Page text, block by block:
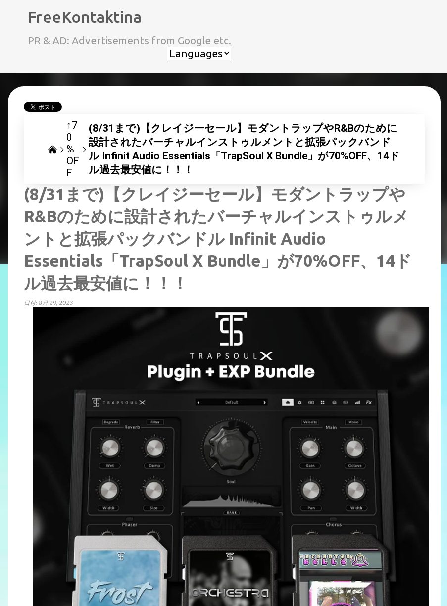
FreeKontaktina
PR & AD: Advertisements from Google etc.
↑7
0
%
OF
F
(8/31まで)【クレイジーセール】モダントラップやR&Bのために
設計されたバーチャルインストゥルメントと拡張パックバンド
ル Infinit Audio Essentials「TrapSoul X Bundle」が70%OFF、14ド
ル過去最安値に！！！
(8/31まで)【クレイジーセール】モダントラップや
R&Bのために設計されたバーチャルインストゥルメ
ントと拡張パックバンドル Infinit Audio
Essentials「TrapSoul X Bundle」が70%OFF、14ド
ル過去最安値に！！！
日付: 8月 29, 2023